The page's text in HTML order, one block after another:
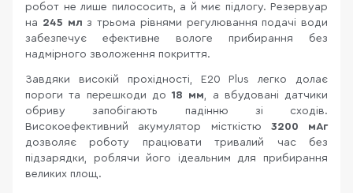
робот не лише пилососить, а й миє підлогу. Резервуар
на 245 мл з трьома рівнями регулювання подачі води
забезпечує ефективне вологе прибирання без
надмірного зволоження покриття.
Завдяки високій прохідності, E20 Plus легко долає
пороги та перешкоди до 18 мм, а вбудовані датчики
обриву запобігають падінню зі сходів.
Високоефективний акумулятор місткістю 3200 мАг
дозволяє роботу працювати тривалий час без
підзарядки, роблячи його ідеальним для прибирання
великих площ.